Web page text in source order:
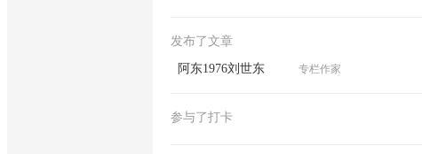
发布了文章
阿东1976刘世东 专栏作家
参与了打卡